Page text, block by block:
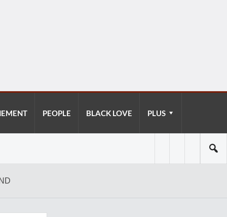
PEOPLE BLACK LOVE PLUS